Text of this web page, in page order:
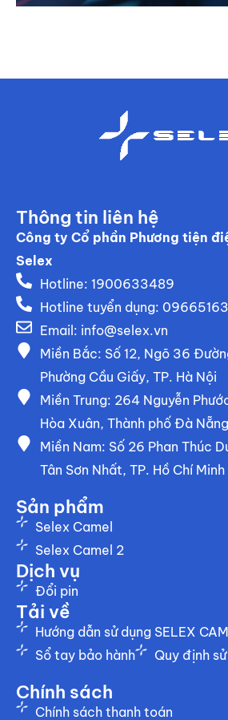
Thông tin liên hệ
Công ty Cổ phần Phương tiện
Selex
Hotline: 1900633489
Hotline tuyển dụng:
Email: info@selex.vn
Miền Bắc: Số 12, Ngõ 36
Phường Cầu Giấy, TP. Hà Nội
Miền Trung: 264 Nguyễn
Hòa Xuân, Thành phố Đà Nẵng
Miền Nam: Số 26 Phan Thúc
Tân Sơn Nhất, TP. Hồ Chí Minh
Sản phẩm
Selex Camel
Selex Camel 2
Dịch vụ
Đổi pin
Tải về
Hướng dẫn sử dụng SELEX
Sổ tay bảo hành
Quy định
Chính sách
Chính sách thanh toán